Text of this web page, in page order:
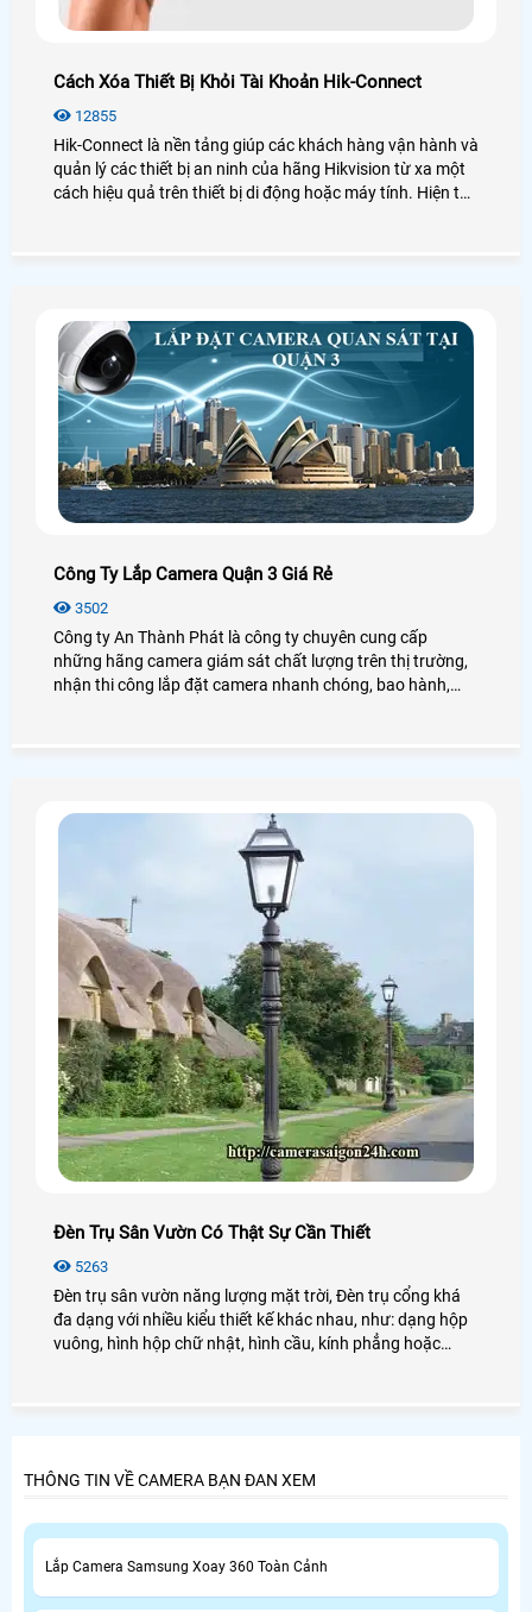
Cách Xóa Thiết Bị Khỏi Tài Khoản Hik-Connect
12855
Hik-Connect là nền tảng giúp các khách hàng vận hành và
quản lý các thiết bị an ninh của hãng Hikvision từ xa một
cách hiệu quả trên thiết bị di động hoặc máy tính. Hiện tại
Công Ty Lắp Camera Quận 3 Giá Rẻ
3502
Công ty An Thành Phát là công ty chuyên cung cấp
những hãng camera giám sát chất lượng trên thị trường,
nhận thi công lắp đặt camera nhanh chóng, bao hành,
Đèn Trụ Sân Vườn Có Thật Sự Cần Thiết
5263
Đèn trụ sân vườn năng lượng mặt trời, Đèn trụ cổng khá
đa dạng với nhiều kiểu thiết kế khác nhau, như: dạng hộp
vuông, hình hộp chữ nhật, hình cầu, kính phẳng hoặc
THÔNG TIN VỀ CAMERA BẠN ĐAN XEM
Lắp Camera Samsung Xoay 360 Toàn Cảnh